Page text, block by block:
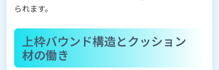
られます。
上枠バウンド構造とクッション
材の働き